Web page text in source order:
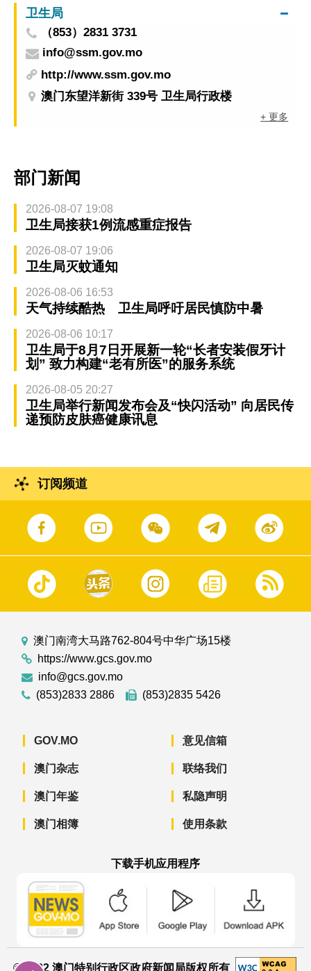
卫生局
（853）2831 3731
info@ssm.gov.mo
http://www.ssm.gov.mo
澳门东望洋新街 339号 卫生局行政楼
+ 更多
部门新闻
2026-08-07 19:08
卫生局接获1例流感重症报告
2026-08-07 19:06
卫生局灭蚊通知
2026-08-06 16:53
天气持续酷热 卫生局呼吁居民慎防中暑
2026-08-06 10:17
卫生局于8月7日开展新一轮“长者安装假牙计
划” 致力构建“老有所医”的服务系统
2026-08-05 20:27
卫生局举行新闻发布会及“快闪活动” 向居民传
递预防皮肤癌健康讯息
订阅频道
澳门南湾大马路762-804号中华广场15楼
https://www.gcs.gov.mo
info@gcs.gov.mo
(853)2833 2886
(853)2835 5426
GOV.MO
澳门杂志
澳门年鉴
澳门相簿
意见信箱
联络我们
私隐声明
使用条款
下载手机应用程序
© 2022 澳门特别行政区政府新闻局版权所有